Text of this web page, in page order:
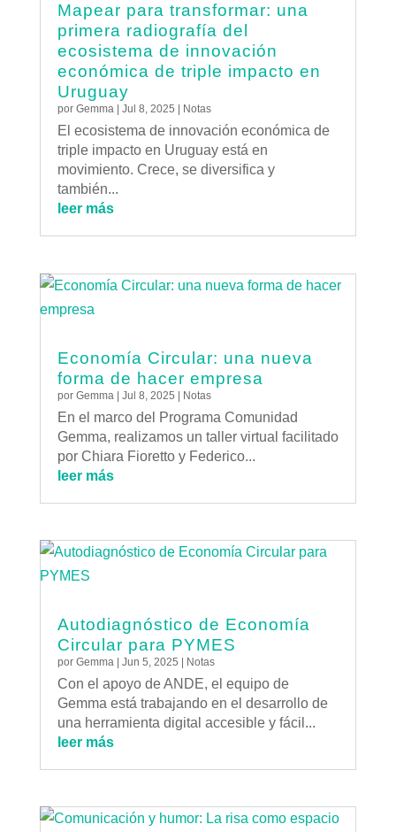
Mapear para transformar: una
primera radiografía del
ecosistema de innovación
económica de triple impacto en
Uruguay
por Gemma| Jul 8, 2025 Notas
El ecosistema de innovación económica de
triple impacto en Uruguay está en
movimiento. Crece, se diversifica y
también...
leer más
Economía Circular: una nueva
forma de hacer empresa
por Gemma | Jul 8, 2025 | Notas
En el marco del Programa Comunidad
Gemma, realizamos un taller virtual facilitado
por Chiara Fioretto y Federico...
leer más
Autodiagnóstico de Economía
Circular para PYMES
por Gemma| Jun 5, 2025 | Notas
Con el apoyo de ANDE, el equipo de
Gemma está trabajando en el desarrollo de
una herramienta digital accesible y fácil...
leer más